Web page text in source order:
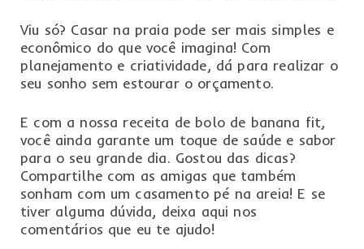
Viu só? Casar na praia pode ser mais simples e
econômico do que você imagina! Com
planejamento e criatividade, dá para realizar o
seu sonho sem estourar o orçamento.
E com a nossa receita de bolo de banana fit,
você ainda garante um toque de saúde e sabor
para o seu grande dia. Gostou das dicas?
Compartilhe com as amigas que também
sonham com um casamento pé na areia! E se
tiver alguma dúvida, deixa aqui nos
comentários que eu te ajudo!